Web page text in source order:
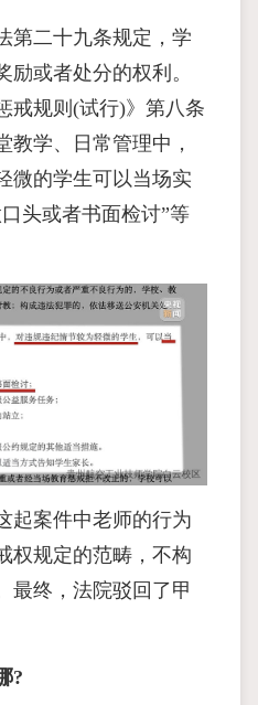
第二十九条规定，学
或者处分的权利。
戒规则(试行)》第八条
教学、日常管理中，
微的学生可以当场实
头或者书面检讨”等
起案件中老师的行为
权规定的范畴，不构
最终，法院驳回了甲
?